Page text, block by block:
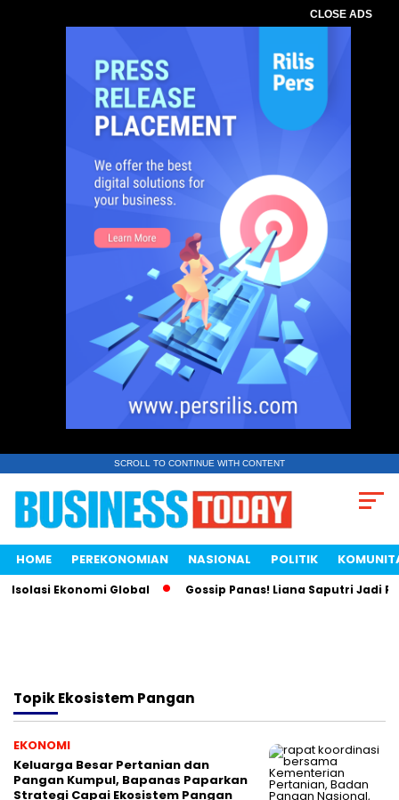
CLOSE ADS
SCROLL TO CONTINUE WITH CONTENT
HOME PEREKONOMIAN NASIONAL POLITIK
Ekonomi Global Gossip Panas! Liana Saputri Jadi
TopikEkosistem Pangan
EKONOMI
Keluarga Besar Pertanian dan
Pangan Kumpul, Bapanas Paparkan
Strategi Capai Ekosistem Pangan